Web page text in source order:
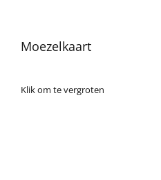
Moezelkaart
Klik om te vergroten